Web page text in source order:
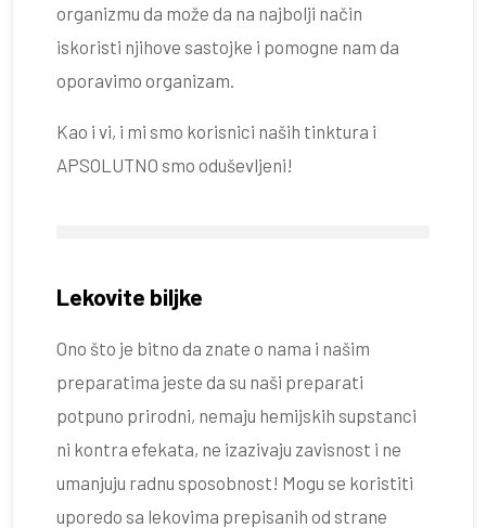
organizmu da može da na najbolji način
iskoristi njihove sastojke i pomogne nam da
oporavimo organizam.
Kao i vi, i mi smo korisnici naših tinktura i
APSOLUTNO smo oduševljeni!
Lekovite biljke
Ono što je bitno da znate o nama i našim
preparatima jeste da su naši preparati
potpuno prirodni, nemaju hemijskih supstanci
ni kontra efekata, ne izazivaju zavisnost i ne
umanjuju radnu sposobnost! Mogu se koristiti
uporedo sa lekovima prepisanih od strane